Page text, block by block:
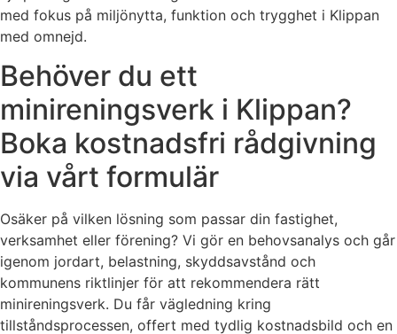
med fokus på miljönytta, funktion och trygghet i Klippan
med omnejd.
Behöver du ett
minireningsverk i Klippan?
Boka kostnadsfri rådgivning
via vårt formulär
Osäker på vilken lösning som passar din fastighet,
verksamhet eller förening? Vi gör en behovsanalys och går
igenom jordart, belastning, skyddsavstånd och
kommunens riktlinjer för att rekommendera rätt
minireningsverk. Du får vägledning kring
tillståndsprocessen, offert med tydlig kostnadsbild och en